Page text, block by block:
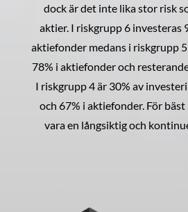
dock är det inte lika stor risk
aktier. I riskgrupp 6 investeras
aktiefonder medans i riskgrupp
78% i aktiefonder och
I riskgrupp 4 är 30% av
och 67% i aktiefonder. För
vara en långsiktig och